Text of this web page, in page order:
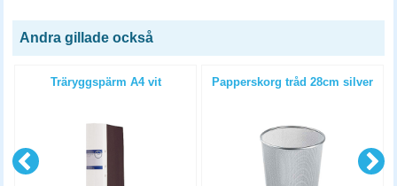
Andra gillade också
Träryggspärm A4 vit Papperskorg tråd 28cm silver